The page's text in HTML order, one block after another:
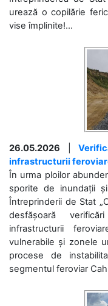
urează o copilărie
vise împlinite!...
26.05.2026 |
infrastructurii
În urma ploilor
sporite de inundații
Întreprinderii de Stat
desfășoară
infrastructurii
vulnerabile și zonele
procese de
segmentul feroviar